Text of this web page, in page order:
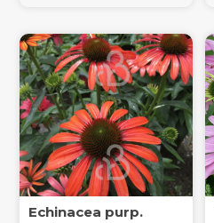
Echinacea purp.